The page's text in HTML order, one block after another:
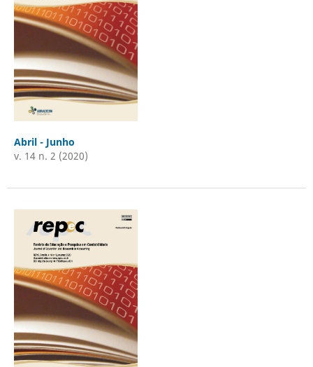
Abril - Junho
v. 14 n. 2 (2020)